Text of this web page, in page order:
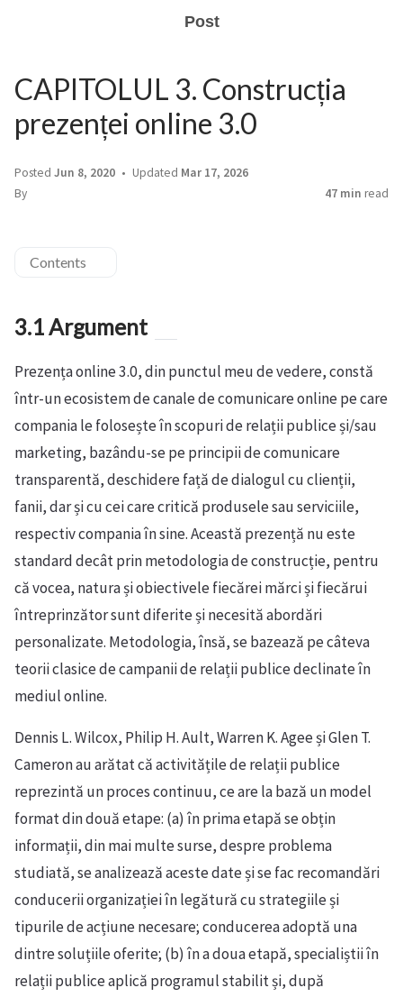
Post
CAPITOLUL 3. Construcția
prezenței online 3.0
Posted Jun 8, 2020 Updated Mar 17, 2026
By
47 min read
Contents
3.1 Argument
Prezența online 3.0, din punctul meu de vedere, constă
într-un ecosistem de canale de comunicare online pe care
compania le folosește în scopuri de relații publice și/sau
marketing, bazându-se pe principii de comunicare
transparentă, deschidere față de dialogul cu clienții,
fanii, dar și cu cei care critică produsele sau serviciile,
respectiv compania în sine. Această prezență nu este
standard decât prin metodologia de construcție, pentru
că vocea, natura și obiectivele fiecărei mărci și fiecărui
întreprinzător sunt diferite și necesită abordări
personalizate. Metodologia, însă, se bazează pe câteva
teorii clasice de campanii de relații publice declinate în
mediul online.
Dennis L. Wilcox, Philip H. Ault, Warren K. Agee și Glen T.
Cameron au arătat că activitățile de relații publice
reprezintă un proces continuu, ce are la bază un model
format din două etape: (a) în prima etapă se obțin
informații, din mai multe surse, despre problema
studiată, se analizează aceste date și se fac recomandări
conducerii organizației în legătură cu strategiile și
tipurile de acțiune necesare; conducerea adoptă una
dintre soluțiile oferite; (b) în a doua etapă, specialiștii în
relații publice aplică programul stabilit și, după